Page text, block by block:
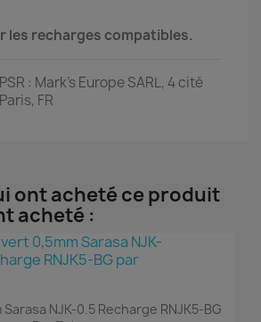
les recharges compatibles.
: Mark's Europe SARL, 4 cité
FR
ont acheté ce produit
acheté :
NJK-0.5 Recharge RNJK5-BG